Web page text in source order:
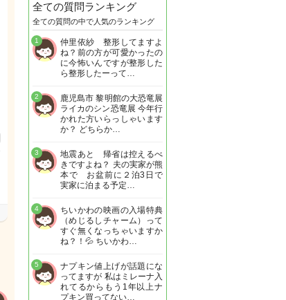
全ての質問ランキング
全ての質問の中で人気のランキング
仲里依紗 整形してますよ
ね？前の方が可愛かったの
に今怖いんですが整形した
ら整形したーって…
1
鹿児島市 黎明館の大恐竜展
ライカのシン恐竜展 今年行
かれた方いらっしゃいます
か？ どちらか…
2
地震あと 帰省は控えるべ
きですよね？ 夫の実家が熊
本で お盆前に２泊3日で
実家に泊まる予定…
3
ちいかわの映画の入場特典
（めじるしチャーム）って
すぐ無くなっちゃいますか
ね？！💦 ちいかわ…
4
ナプキン値上げが話題にな
ってますが 私はミレーナ入
れてるからもう1年以上ナ
プキン買ってない…
5